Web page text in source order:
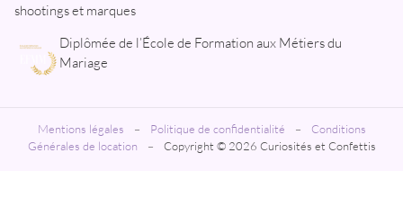
shootings et marques
Diplômée de l’École de Formation aux Métiers du
Mariage
Mentions légales – Politique de confidentialité –
Conditions
Générales de location
– Copyright © 2026 Curiosités et Confettis